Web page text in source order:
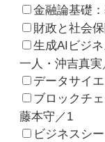
金融論基礎
財政と社会
生成AIビジ
一人・沖吉真実
データサイ
ブロックチ
藤本守／1
ビジネスシ